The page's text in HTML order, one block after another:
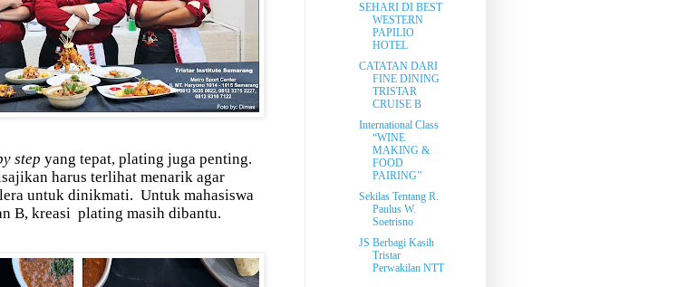
step yang tepat, plating juga penting.
harus terlihat menarik agar
untuk dinikmati. Untuk mahasiswa
B, kreasi plating masih dibantu.
SEHARI DI BEST
WESTERN
PAPILIO
HOTEL
CATATAN DARI
FINE DINING
TRISTAR
CRUISE B
International Class
“WINE
MAKING &
FOOD
PAIRING”
Sekilas Tentang R.
Paulus W.
Soetrisno
JS Berbagi Kasih
Tristar
Perwakilan NTT